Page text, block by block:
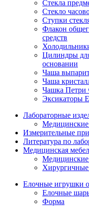
Стекла
Стекло
Ступки
Флакон
средств
Цилиндры
основании
Чаша
Чаша
Чашка Петри
Эксикаторы
Лабораторные
Медицинские
Измерительные
Литература по
Медицинская
Хирургичные
Елочные игрушки
Елочные
Форма